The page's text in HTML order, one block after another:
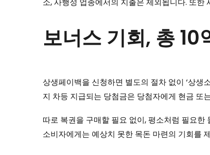
소, 사행성 업종에서의 지출은 제외됩니다. 또
보너스 기회, 총
상생페이백을 신청하면 별도의 절차 없이 ‘상생
지 차등 지급되는 당첨금은 당첨자에게 현금 또
따로 복권을 구매할 필요 없이, 평소처럼 필요
소비자에게는 예상치 못한 목돈 마련의 기회를